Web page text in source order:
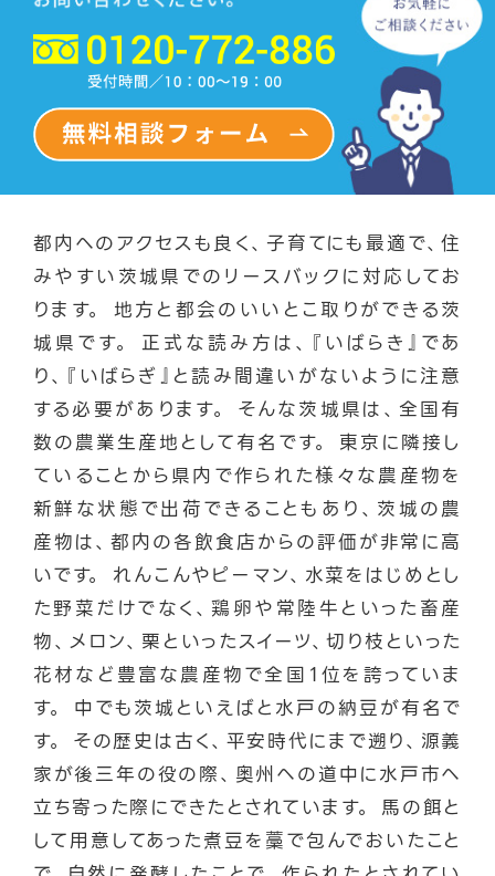
都内へのアクセスも良く、子育てにも最適で、住
みやすい茨城県でのリースバックに対応してお
ります。 地方と都会のいいとこ取りができる茨
城県です。 正式な読み方は、『いばらき』であ
り、『いばらぎ』と読み間違いがないように注意
する必要があります。 そんな茨城県は、全国有
数の農業生産地として有名です。 東京に隣接し
ていることから県内で作られた様々な農産物を
新鮮な状態で出荷できることもあり、茨城の農
産物は、都内の各飲食店からの評価が非常に高
いです。 れんこんやピーマン、水菜をはじめとし
た野菜だけでなく、鶏卵や常陸牛といった畜産
物、メロン、栗といったスイーツ、切り枝といった
花材など豊富な農産物で全国１位を誇っていま
す。 中でも茨城といえばと水戸の納豆が有名で
す。 その歴史は古く、平安時代にまで遡り、源義
家が後三年の役の際、奥州への道中に水戸市へ
立ち寄った際にできたとされています。 馬の餌と
して用意してあった煮豆を藁で包んでおいたこと